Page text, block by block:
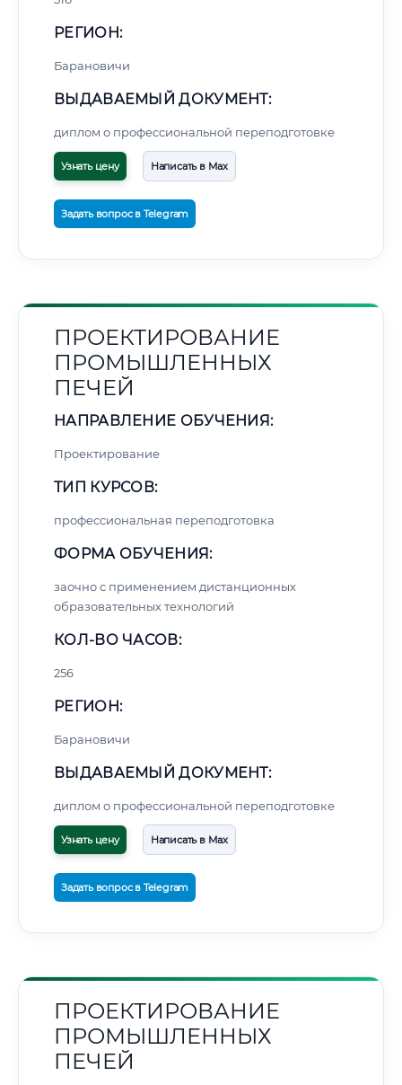
РЕГИОН:
Барановичи
ВЫДАВАЕМЫЙ ДОКУМЕНТ:
диплом о профессиональной переподготовке
Узнать цену Написать в Max
Задать вопрос в Telegram
ПРОЕКТИРОВАНИЕ
ПРОМЫШЛЕННЫХ
ПЕЧЕЙ
НАПРАВЛЕНИЕ ОБУЧЕНИЯ:
Проектирование
ТИП КУРСОВ:
профессиональная переподготовка
ФОРМА ОБУЧЕНИЯ:
заочно с применением дистанционных
образовательных технологий
КОЛ-ВО ЧАСОВ:
256
РЕГИОН:
Барановичи
ВЫДАВАЕМЫЙ ДОКУМЕНТ:
диплом о профессиональной переподготовке
Узнать цену Написать в Max
Задать вопрос в Telegram
ПРОЕКТИРОВАНИЕ
ПРОМЫШЛЕННЫХ
ПЕЧЕЙ